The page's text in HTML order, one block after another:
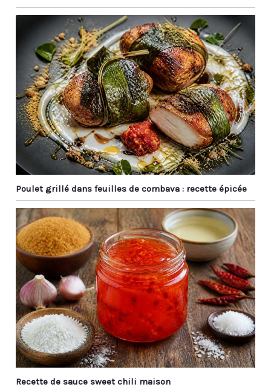
Poulet grillé dans feuilles de combava : recette épicée
Recette de sauce sweet chili maison